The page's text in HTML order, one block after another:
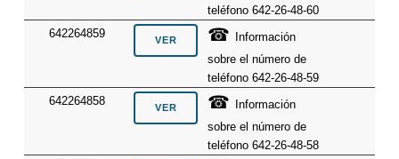
teléfono 642-26-48-60
642264859
☎
Información
sobre el número de
teléfono 642-26-48-59
642264858
☎
Información
sobre el número de
teléfono 642-26-48-58